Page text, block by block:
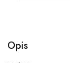
Opis